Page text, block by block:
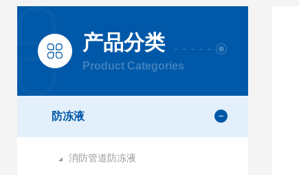
产品分类
Product Categories
防冻液
消防管道防冻液